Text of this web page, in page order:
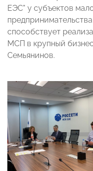
ЕЭС" у субъектов
способствует
МСП в крупный
Семьянинов.